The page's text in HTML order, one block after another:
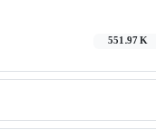
551.97 K